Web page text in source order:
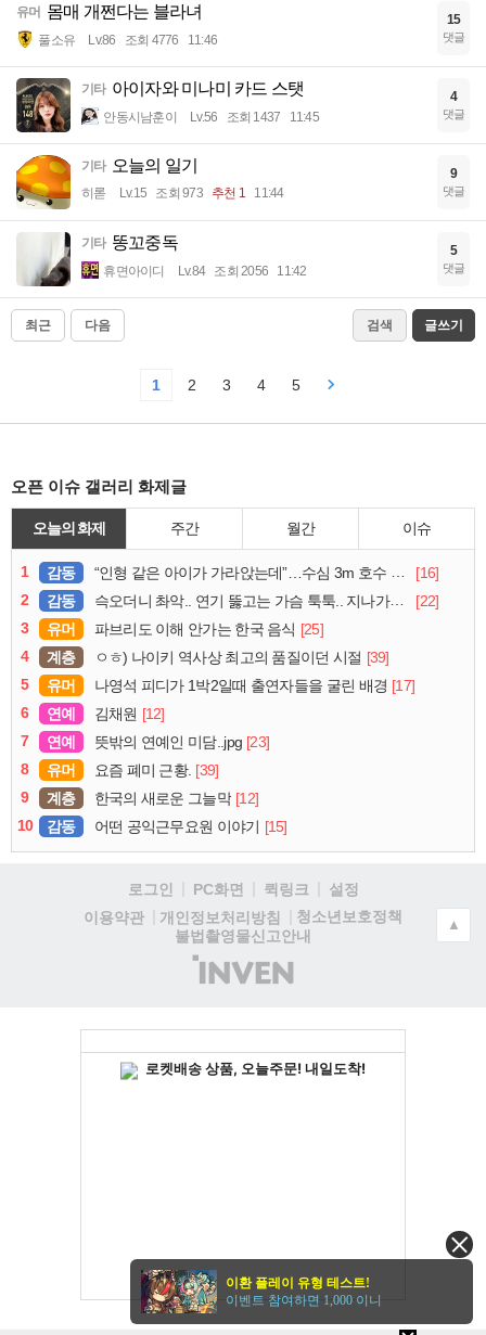
유머 몸매 개쩐다는 블라녀
풀소유 Lv.86 조회 4776 11:46
15
댓글
기타 아이자와 미나미 카드 스탯
안동시남훈이 Lv.56 조회 1437 11:45
4
댓글
기타 오늘의 일기
히롣 Lv.15 조회 973 추천 1 11:44
9
댓글
기타 똥꼬중독
휴면아이디 Lv.84 조회 2056 11:42
5
댓글
최근 다음 검색 글쓰기
1 2 3 4 5
오픈 이슈 갤러리 화제글
오늘의 화제 주간 월간 이슈
1 감동 “인형 같은 아이가 가라앉는데”…수심 3m 호수 뛰어든 60대 의인
[16]
2
감동 슥오더니 촤악.. 연기 뚫고는 가슴 툭툭.. 지나가던 아재의 정체
[22]
3
유머 파브리도 이해 안가는 한국 음식 [25]
4
계층 ㅇㅎ) 나이키 역사상 최고의 품질이던 시절 [39]
5
유머 나영석 피디가 1박2일때 출연자들을 굴린 배경 [17]
6
연예 김채원 [12]
7
연예 뜻밖의 연예인 미담..jpg [23]
8
유머 요즘 폐미 근황. [39]
9
계층 한국의 새로운 그늘막 [12]
10
감동 어떤 공익근무요원 이야기 [15]
로그인 PC화면 퀵링크
설정
이용약관
개인정보처리방침
청소년보호정책
불법촬영물신고안내
(주)
인
▲
이환 플레이 유형 테스트!
이벤트 참여하면 1,000 이니